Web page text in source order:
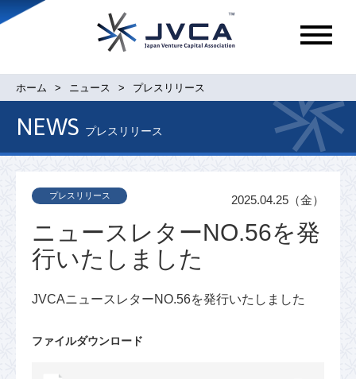
メ
ュ
ホーム ニュース プレスリリース
NEWS プレスリリース
ニュースレターNO.56を発
行いたしました
プレスリリース 2025.04.25（金）
JVCAニュースレターNO.56を発行いたしました
ファイルダウンロード